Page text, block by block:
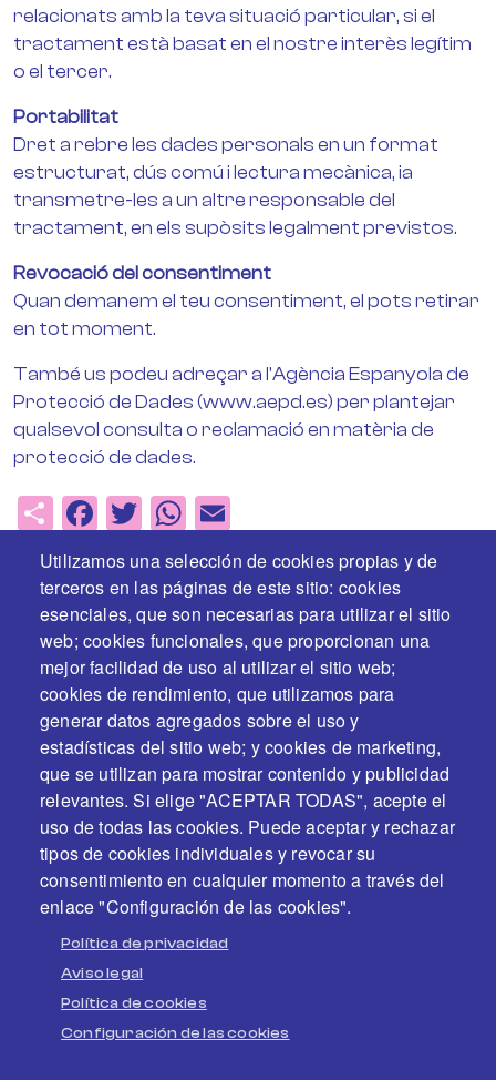
relacionats amb la teva situació particular, si el
tractament està basat en el nostre interès legítim
o el tercer.
Portabilitat
Dret a rebre les dades personals en un format
estructurat, dús comú i lectura mecànica, ia
transmetre-les a un altre responsable del
tractament, en els supòsits legalment previstos.
Revocació del consentiment
Quan demanem el teu consentiment, el pots retirar
en tot moment.
També us podeu adreçar a l'Agència Espanyola de
Protecció de Dades (www.aepd.es) per plantejar
qualsevol consulta o reclamació en matèria de
protecció de dades.
Share
Facebook
Twitter
WhatsApp
En colaboración y con el apoyo de
Utilizamos una selección de cookies propias y de
terceros en las páginas de este sitio: cookies
esenciales, que son necesarias para utilizar el sitio
web; cookies funcionales, que proporcionan una
mejor facilidad de uso al utilizar el sitio web;
cookies de rendimiento, que utilizamos para
generar datos agregados sobre el uso y
estadísticas del sitio web; y cookies de marketing,
que se utilizan para mostrar contenido y publicidad
relevantes. Si elige "ACEPTAR TODAS", acepte el
uso de todas las cookies. Puede aceptar y rechazar
tipos de cookies individuales y revocar su
consentimiento en cualquier momento a través del
enlace "Configuración de las cookies".
Política de privacidad
Aviso legal
Política de cookies
Configuración de las cookies